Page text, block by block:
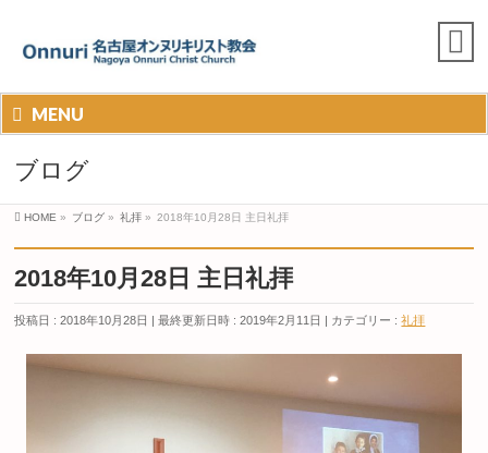
MENU
ブログ
HOME » ブログ » 礼拝 » 2018年10月28日 主日礼拝
2018年10月28日 主日礼拝
投稿日 : 2018年10月28日 最終更新日時 : 2019年2月11日 カテゴリー :礼拝